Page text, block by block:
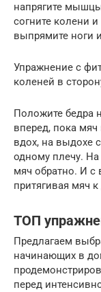
напрягите
согните колени
выпрямите ноги
Упражнение с
коленей в
Положите бедра
вперед, пока
вдох, на выдохе
одному плечу. На
мяч обратно. И с
притягивая мяч
ТОП
Предлагаем
начинающих в
перед